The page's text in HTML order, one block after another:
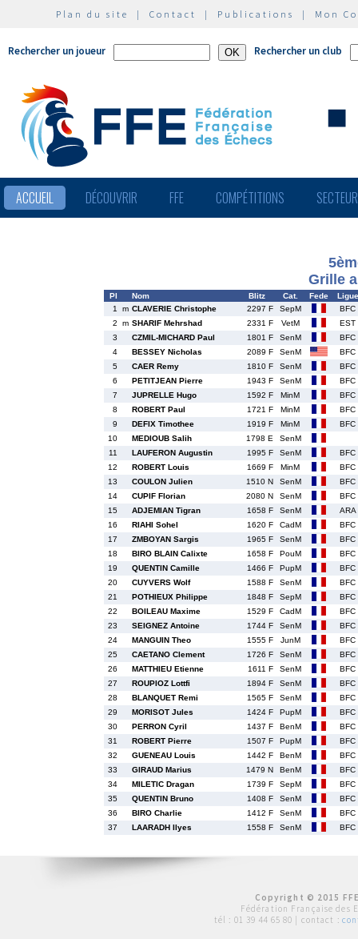
Plan du site | Contact | Publications | Mon
Rechercher un joueur Rechercher un club
ACCUEIL DÉCOUVRIR FFE COMPÉTITIONS
Grille
Pl Nom Blitz Cat. Fede
Ligue
1
m CLAVERIE Christophe 2297 F SepM
BFC
2
m SHARIF Mehrshad 2331 F VetM
EST
3
CZMIL-MICHARD Paul 1801 F SenM
BFC
4
BESSEY Nicholas 2089 F SenM
BFC
5
CAER Remy 1810 F SenM
BFC
6
PETITJEAN Pierre 1943 F SenM
BFC
7
JUPRELLE Hugo 1592 F MinM
BFC
8
ROBERT Paul 1721 F MinM
BFC
9
DEFIX Timothee 1919 F MinM
BFC
10
MEDIOUB Salih 1798 E
SenM
11
LAUFERON Augustin 1995 F SenM
BFC
12
ROBERT Louis 1669 F MinM
BFC
13
COULON Julien 1510 N SenM
BFC
14
CUPIF Florian 2080 N SenM
BFC
15
ADJEMIAN Tigran 1658 F SenM
ARA
16
RIAHI Sohel 1620 F CadM
BFC
17
ZMBOYAN Sargis 1965 F SenM
BFC
18
BIRO BLAIN Calixte 1658 F PouM
BFC
19
QUENTIN Camille 1466 F PupM
BFC
20
CUYVERS Wolf 1588 F SenM
BFC
21
POTHIEUX Philippe 1848 F SepM
BFC
22
BOILEAU Maxime 1529 F CadM
BFC
23
SEIGNEZ Antoine 1744 F SenM
BFC
24
MANGUIN Theo 1555 F JunM
BFC
25
CAETANO Clement 1726 F SenM
BFC
26
MATTHIEU Etienne 1611 F SenM
BFC
27
ROUPIOZ Lottfi 1894 F SenM
BFC
28
BLANQUET Remi 1565 F SenM
BFC
29
MORISOT Jules 1424 F PupM
BFC
30
PERRON Cyril 1437 F BenM
BFC
31
ROBERT Pierre 1507 F PupM
BFC
32
GUENEAU Louis 1442 F BenM
BFC
33
GIRAUD Marius 1479 N BenM
BFC
34
MILETIC Dragan 1739 F SepM
BFC
35
QUENTIN Bruno 1408 F SenM
BFC
36
BIRO Charlie 1412 F SenM
BFC
37
LAARADH Ilyes 1558 F SenM BFC
Copyright © 2015
Fédération Française des
tél : 01 39 44 65 80 | contact :